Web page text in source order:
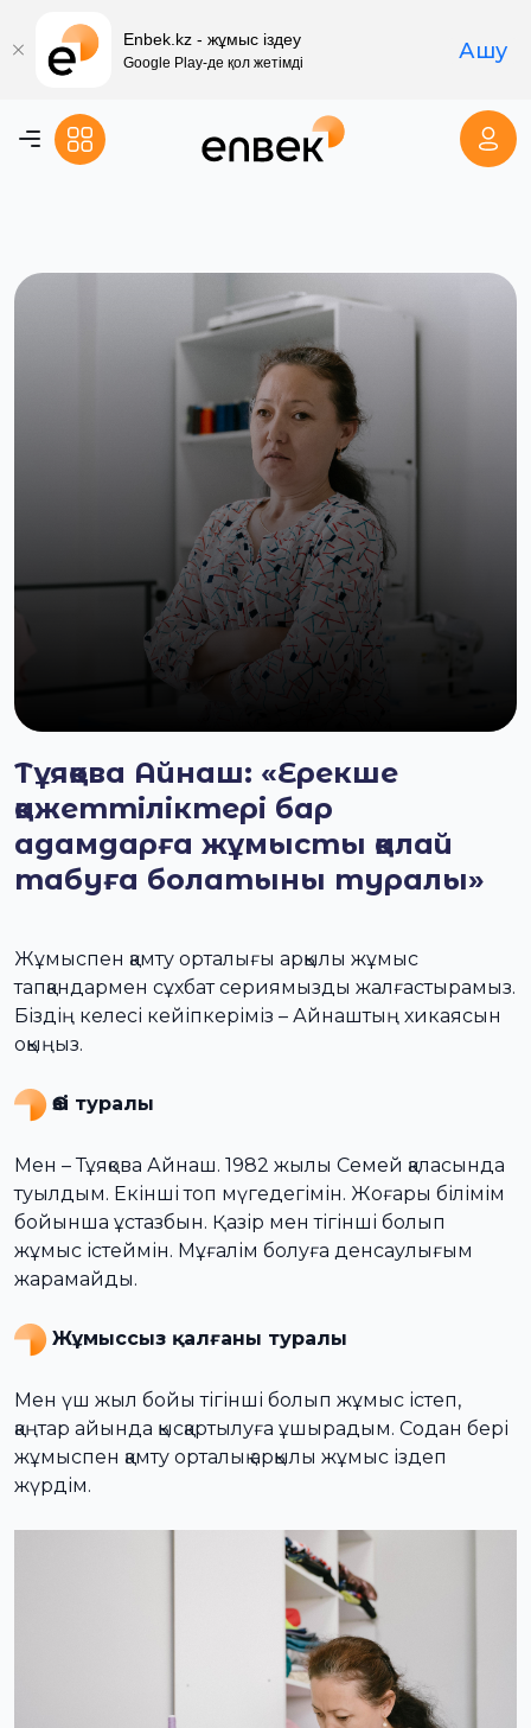
Тұяқова Айнаш: «Ерекше
қажеттіліктері бар
адамдарға жұмысты қалай
табуға болатыны туралы»
Жұмыспен қамту орталығы арқылы жұмыс
тапқандармен сұхбат сериямызды жалғастырамыз.
Біздің келесі кейіпкеріміз – Айнаштың хикаясын
оқыңыз.
Өзі туралы
Мен – Тұяқова Айнаш. 1982 жылы Семей қаласында
туылдым. Екінші топ мүгедегімін. Жоғары білімім
бойынша ұстазбын. Қазір мен тігінші болып
жұмыс істеймін. Мұғалім болуға денсаулығым
жарамайды.
Жұмыссыз қалғаны туралы
Мен үш жыл бойы тігінші болып жұмыс істеп,
қаңтар айында қысқартылуға ұшырадым. Содан бері
жұмыспен қамту орталық арқылы жұмыс іздеп
жүрдім.
Enbek.kz - жұмыс іздеу
Google Play-де қол жетімді Ашу